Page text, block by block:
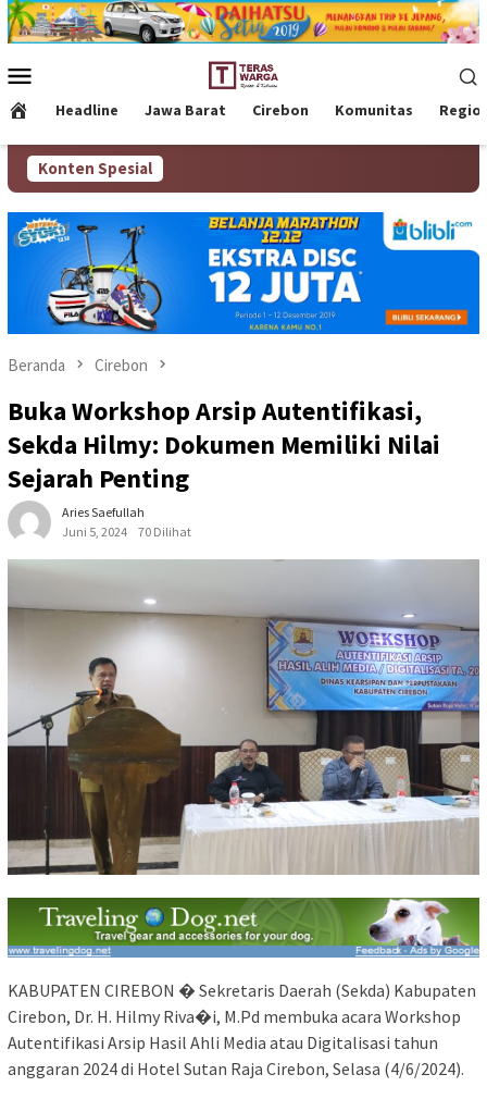
Loncat
ke
Mobile
Headline Jawa Barat Cirebon Komunitas
Konten Spesial
Beranda Cirebon
Buka Workshop Arsip Autentifikasi,
Sekda Hilmy: Dokumen Memiliki Nilai
Sejarah Penting
Aries Saefullah
Juni 5, 2024
70 Dilihat
KABUPATEN CIREBON � Sekretaris Daerah (Sekda) Kabupaten
Cirebon, Dr. H. Hilmy Riva�i, M.Pd membuka acara Workshop
Autentifikasi Arsip Hasil Ahli Media atau Digitalisasi tahun
anggaran 2024 di Hotel Sutan Raja Cirebon, Selasa (4/6/2024).